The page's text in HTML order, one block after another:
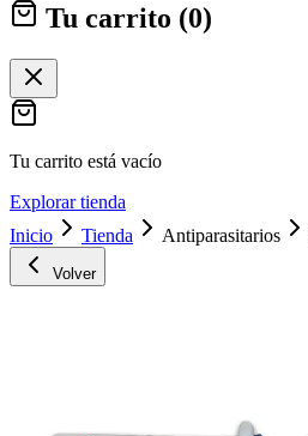
Tu carrito (0)
Tu carrito está vacío
Explorar tienda
Inicio
Tienda Antiparasitarios
Volver